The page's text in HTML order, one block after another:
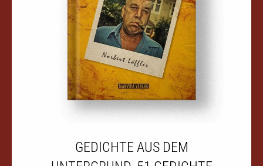
GEDICHTE AUS DEM